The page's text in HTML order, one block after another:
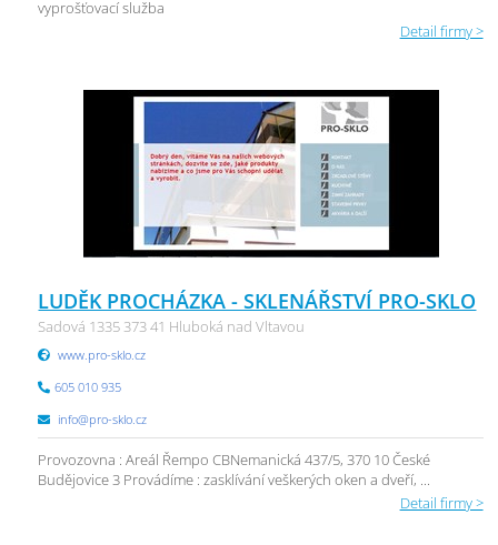
vyprošťovací služba
Detail firmy >
LUDĚK PROCHÁZKA - SKLENÁŘSTVÍ PRO-SKLO
Sadová 1335 373 41 Hluboká nad Vltavou
www.pro-sklo.cz
605 010 935
info@pro-sklo.cz
Provozovna : Areál Řempo CBNemanická 437/5, 370 10 České
Budějovice 3 Provádíme : zasklívání veškerých oken a dveří, ...
Detail firmy >